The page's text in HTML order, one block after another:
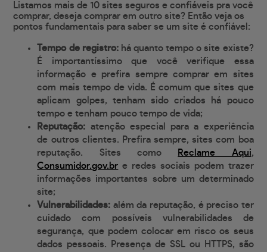
Listamos mais de 10 sites seguros e confiáveis pra você
comprar, deseja comprar em outro site? Então veja os
pontos fundamentais para saber se um site é confiável:
Tempo de registro:há quanto tempo o site existe?
É importantíssimo que você verifique essa
informação e prefira sempre comprar em sites
com mais tempo de vida. É comum que sites que
aplicam golpes, tenham sido criados há pouco
tempo e tenham pouco tempo de vida;
Reputação: atenção especial para a experiência
de outros clientes. Prefira sempre, sites com boa
reputação. Sites como
Reclame Aqui,
Consumidor.gov.br e redes sociais podem trazer
informações importantes sobre um determinado
site;
Vulnerabilidades: além da reputação, é preciso ter
cuidado com possíveis vulnerabilidades de
segurança, que podem colocar em risco os seus
dados pessoais. Presença de SSL ou HTTPS, são